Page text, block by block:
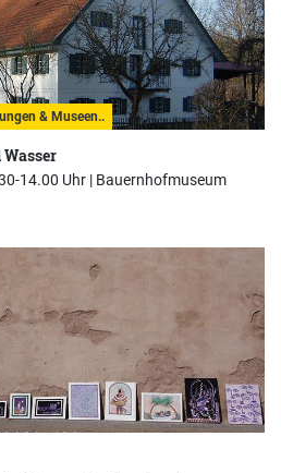
& Museen..
14.00 Uhr | Bauernhofmuseum